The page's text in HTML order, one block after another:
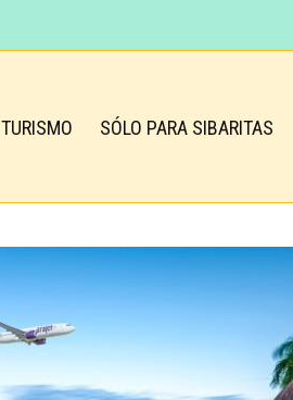
TURISMO SÓLO PARA SIBARITAS